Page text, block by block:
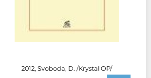
2012, Svoboda, D. /Krystal OP/